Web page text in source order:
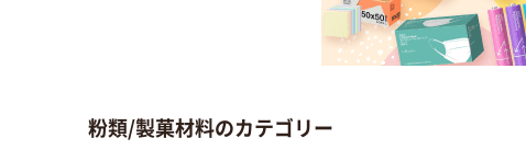
粉類/製菓材料のカテゴリー